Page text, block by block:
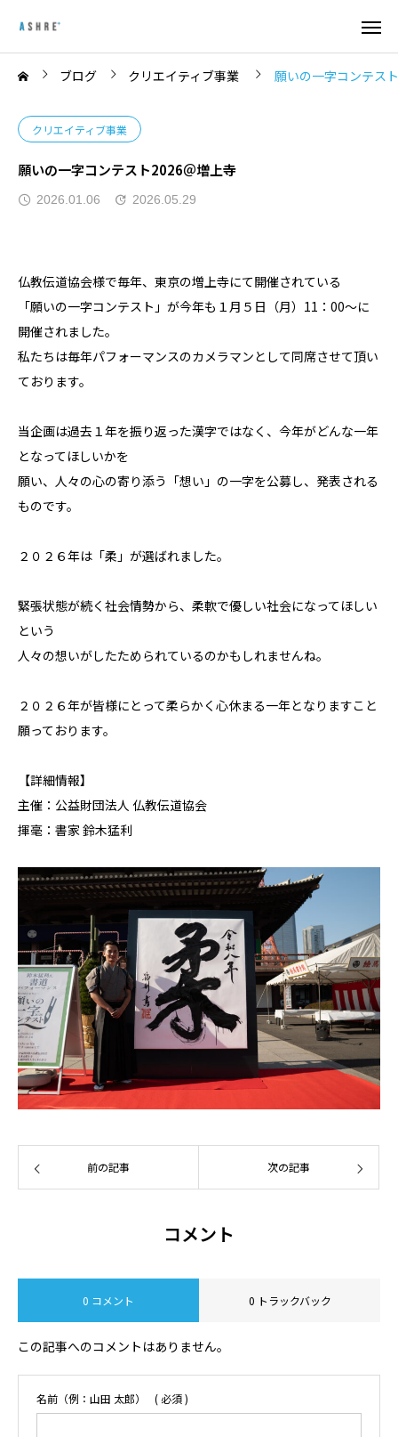
ブログ クリエイティブ事業 願いの一字コンテス
クリエイティブ事業
願いの一字コンテスト2026＠増上寺
2026.01.06 2026.05.29
仏教伝道協会様で毎年、東京の増上寺にて開催されている
「願いの一字コンテスト」が今年も１月５日（月）11：00～に
開催されました。
私たちは毎年パフォーマンスのカメラマンとして同席させて頂い
ております。
当企画は過去１年を振り返った漢字ではなく、今年がどんな一年
となってほしいかを
願い、人々の心の寄り添う「想い」の一字を公募し、発表される
ものです。
２０２６年は「柔」が選ばれました。
緊張状態が続く社会情勢から、柔軟で優しい社会になってほしい
という
人々の想いがしたためられているのかもしれませんね。
２０２６年が皆様にとって柔らかく心休まる一年となりますこと
願っております。
【詳細情報】
主催：公益財団法人 仏教伝道協会
揮毫：書家 鈴木猛利
前の記事 次の記事
コメント
0 コメント 0 トラックバック
この記事へのコメントはありません。
名前（例：山田 太郎） ( 必須 )